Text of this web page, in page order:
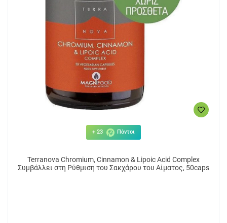
+ 23 Πόντοι
Terranova Chromium, Cinnamon & Lipoic Acid Complex
Συμβάλλει στη Ρύθμιση του Σακχάρου του Αίματος, 50caps